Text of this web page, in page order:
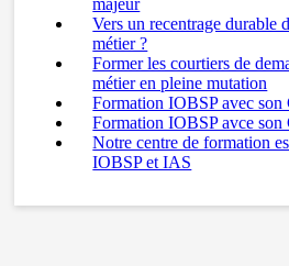
Vers un recentrage durable
métier ?
Former les courtiers de
métier en pleine mutation
Formation IOBSP avec son
Formation IOBSP avce
Notre centre de formation
IOBSP et IAS